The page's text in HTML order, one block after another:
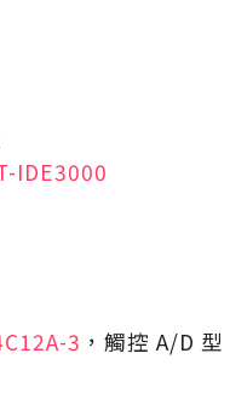
IDE3000
3 ，觸控 A/D